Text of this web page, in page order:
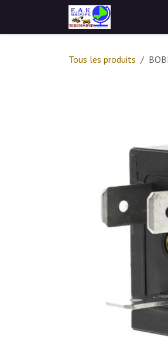
Se rendre au contenu
Tous les produits